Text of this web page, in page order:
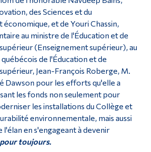
des Sciences et du
et de Youri Chassin,
au ministre de l'Éducation et de
(Enseignement supérieur), au
de l'Éducation et de
Jean-François Roberge, M.
Dawson pour les efforts qu'elle a
les fonds non seulement pour
les installations du Collège et
environnementale, mais aussi
en s'engageant à devenir
toujours.